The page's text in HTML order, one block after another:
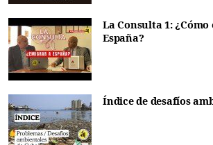
La Consulta 1:
España?
Índice de desafíos